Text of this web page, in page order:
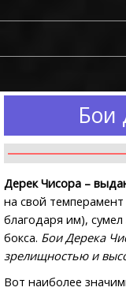
Бои
Дерек Чисора –
на свой
благодаря им),
бокса. Бои Дерека
зрелищностью и
Вот наиболее